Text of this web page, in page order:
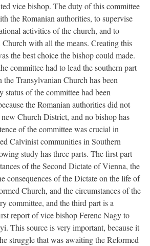
vice bishop. The duty of this committee
the Romanian authorities, to supervise
activities of the church, and to
Church with all the means. Creating this
the best choice the bishop could made.
committee had to lead the southern part
Transylvanian Church has been
status of the committee had been
the Romanian authorities did not
Church District, and no bishop has
of the committee was crucial in
Calvinist communities in Southern
study has three parts. The first part
of the Second Dictate of Vienna, the
consequences of the Dictate on the life of
Church, and the circumstances of the
committee, and the third part is a
report of vice bishop Ferenc Nagy to
This source is very important, because it
struggle that was awaiting the Reformed